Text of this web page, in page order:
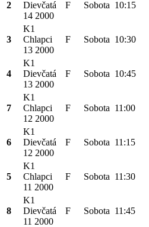
2
Dievčatá
14 2000
F Sobota 10:15
3
K1
Chlapci
13 2000
F Sobota 10:30
4
K1
Dievčatá
13 2000
F Sobota 10:45
7
K1
Chlapci
12 2000
F Sobota 11:00
6
K1
Dievčatá
12 2000
F Sobota 11:15
5
K1
Chlapci
11 2000
F Sobota 11:30
8
K1
Dievčatá
11 2000
F Sobota 11:45